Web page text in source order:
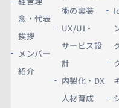
念・代表
挨拶
メンバー
紹介
術の実装
UX/UI・
サービス設
計
内製化・DX
人材育成